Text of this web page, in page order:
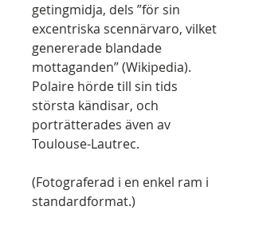
getingmidja, dels ”för sin
excentriska scennärvaro, vilket
genererade blandade
mottaganden” (Wikipedia).
Polaire hörde till sin tids
största kändisar, och
porträtterades även av
Toulouse-Lautrec.
(Fotograferad i en enkel ram i
standardformat.)